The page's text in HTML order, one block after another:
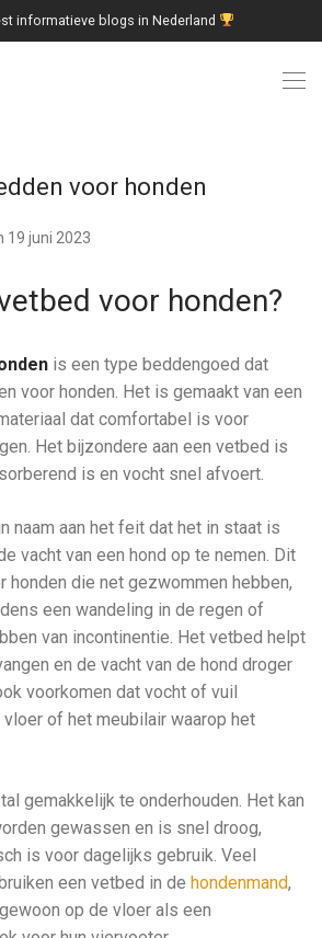
informatieve blogs in Nederland
voor honden
19 juni 2023
voor honden?
is een type beddengoed dat
voor honden. Het is gemaakt van een
dat comfortabel is voor
Het bijzondere aan een vetbed is
is en vocht snel afvoert.
naam aan het feit dat het in staat is
vacht van een hond op te nemen. Dit
honden die net gezwommen hebben,
een wandeling in de regen of
van incontinentie. Het vetbed helpt
en de vacht van de hond droger
voorkomen dat vocht of vuil
of het meubilair waarop het
gemakkelijk te onderhouden. Het kan
gewassen en is snel droog,
is voor dagelijks gebruik. Veel
een vetbed in de hondenmand,
op de vloer als een